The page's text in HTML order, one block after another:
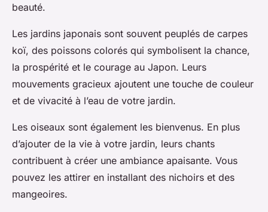
beauté.
Les jardins japonais sont souvent peuplés de carpes
koï, des poissons colorés qui symbolisent la chance,
la prospérité et le courage au Japon. Leurs
mouvements gracieux ajoutent une touche de couleur
et de vivacité à l’eau de votre jardin.
Les oiseaux sont également les bienvenus. En plus
d’ajouter de la vie à votre jardin, leurs chants
contribuent à créer une ambiance apaisante. Vous
pouvez les attirer en installant des nichoirs et des
mangeoires.